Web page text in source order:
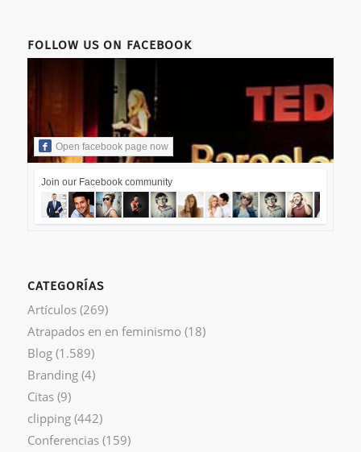
FOLLOW US ON FACEBOOK
Open facebook page now
Join our Facebook community
CATEGORÍAS
Artículos(269)
Atrapados en en feminismo (18)
Blog(1.589)
Branding(4)
Citas(9)
clipping(442)
Conferencias(159)